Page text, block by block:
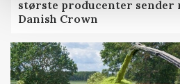
største producenter sender
Danish Crown